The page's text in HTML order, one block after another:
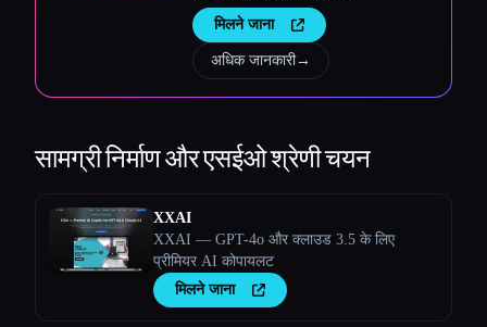
मिलने जाना
अधिक जानकारी→
सामग्री निर्माण और एसईओश्रेणी चयन
XXAI
XXAI — GPT-4o और क्लाउड 3.5 के लिए
प्रीमियर AI कोपायलट
मिलने जाना